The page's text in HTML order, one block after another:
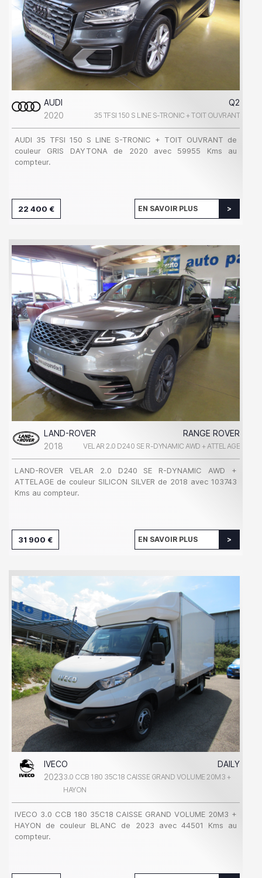
AUDI
Q2
2020
35 TFSI 150 S LINE S-TRONIC + TOIT OUVRANT
AUDI 35 TFSI 150 S LINE S-TRONIC + TOIT OUVRANT de
couleur GRIS DAYTONA de 2020 avec 59955 Kms au
compteur.
22 400 € EN SAVOIR PLUS
LAND-ROVER
RANGE ROVER
2018
VELAR 2.0 D240 SE R-DYNAMIC AWD + ATTELAGE
LAND-ROVER VELAR 2.0 D240 SE R-DYNAMIC AWD +
ATTELAGE de couleur SILICON SILVER de 2018 avec 103743
Kms au compteur.
31 900 € EN SAVOIR PLUS
IVECO
DAILY
20233.0 CCB 180 35C18 CAISSE GRAND VOLUME 20M3 +
HAYON
IVECO 3.0 CCB 180 35C18 CAISSE GRAND VOLUME 20M3 +
HAYON de couleur BLANC de 2023 avec 44501 Kms au
compteur.